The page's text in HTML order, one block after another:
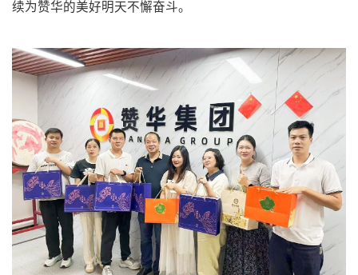
续为赞华的美好明天不懈奋斗。